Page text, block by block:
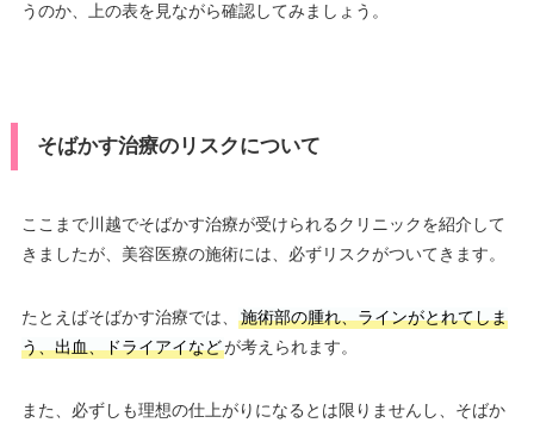
うのか、上の表を見ながら確認してみましょう。
そばかす治療のリスクについて
ここまで川越でそばかす治療が受けられるクリニックを紹介して
きましたが、美容医療の施術には、必ずリスクがついてきます。
たとえばそばかす治療では、
施術部の腫れ、ラインがとれてしま
う、出血、ドライアイなどが考えられます。
また、必ずしも理想の仕上がりになるとは限りませんし、そばか